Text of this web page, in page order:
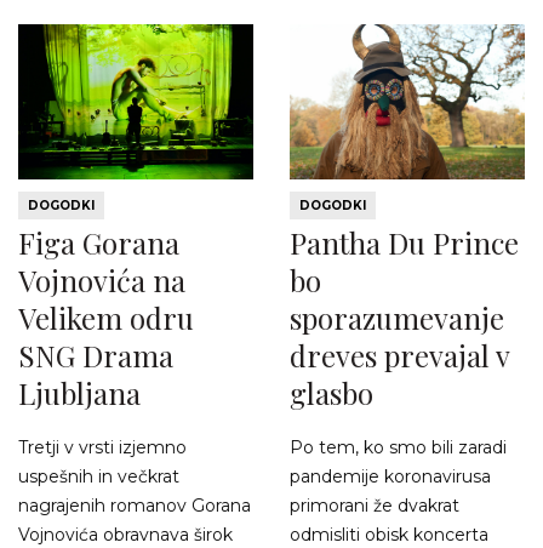
DOGODKI
Figa Gorana
Vojnovića na
Velikem odru
SNG Drama
Ljubljana
Tretji v vrsti izjemno
uspešnih in večkrat
nagrajenih romanov Gorana
Vojnovića obravnava širok
DOGODKI
Pantha Du Prince
bo
sporazumevanje
dreves prevajal v
glasbo
Po tem, ko smo bili zaradi
pandemije koronavirusa
primorani že dvakrat
odmisliti obisk koncerta